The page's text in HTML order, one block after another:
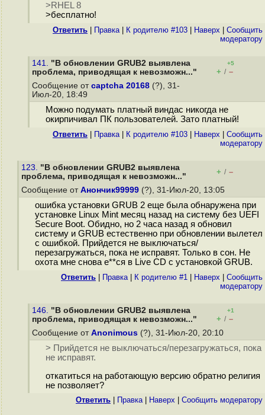
>RHEL 8
>бесплатно!
Ответить Правка| К родителю #103 Наверх
Cообщить
модератору
141. "В обновлении GRUB2 выявлена
проблема, приводящая к невозможн..."
+5
+ / –
Сообщение от captcha 20168 (?), 31-
Июл-20, 18:49
Можно подумать платный виндас никогда не
окирпичивал ПК пользователей. Зато платный!
Ответить Правка| К родителю #103 Наверх
Cообщить
модератору
123. "В обновлении GRUB2 выявлена
проблема, приводящая к невозможн..."
+ / –
Сообщение от Анончик99999 (?), 31-Июл-20, 13:05
ошибка установки GRUB 2 еще была обнаружена при
установке Linux Mint месяц назад на систему без UEFI
Secure Boot. Обидно, но 2 часа назад я обновил
систему и GRUB естественно при обновлении вылетел
с ошибкой. Прийдется не выключаться/
перезагружаться, пока не исправят. Только в сон. Не
охота мне снова е**ся в Live CD с установкой GRUB.
Ответить Правка| К родителю #1 Наверх
Cообщить
модератору
146. "В обновлении GRUB2 выявлена
проблема, приводящая к невозможн..."
+1
+ / –
Сообщение от Anonimous (?), 31-Июл-20, 20:10
> Прийдется не выключаться/перезагружаться, пока
не исправят.
откатиться на работающую версию обратно религия
не позволяет?
Ответить Правка| Наверх Cообщить модератору